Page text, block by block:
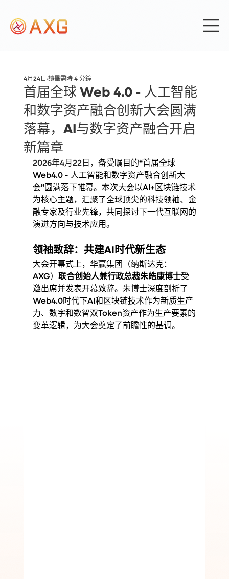
首届全球 Web 4.0 - 人工智能
和数字资产融合创新大会圆满
落幕，AI与数字资产融合开启
新篇章
4月24日 讀畢需時 4 分鐘
2026年4月22日， 备受瞩目的“首届全球
Web4.0 - 人工智能和数字资产融合创新大
会”圆满落下帷幕。本次大会以AI+区块链技术
为核心主题，汇聚了全球顶尖的科技领袖、金
融专家及行业先锋，共同探讨下一代互联网的
演进方向与技术应用。
领袖致辞：共建AI时代新生态
大会开幕式上，华赢集团（纳斯达克：
AXG） 联合创始人兼行政总裁朱皓康博士受
邀出席并发表开幕致辞。朱博士深度剖析了
Web4.0时代下AI和区块链技术作为新质生产
力、数字和数智双Token资产作为生产要素的
变革逻辑，为大会奠定了前瞻性的基调。